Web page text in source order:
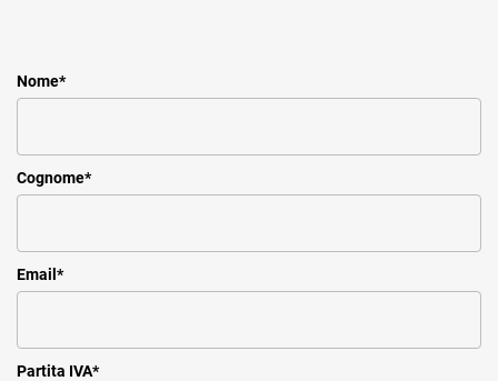
Nome*
Cognome*
Email *
Partita IVA*